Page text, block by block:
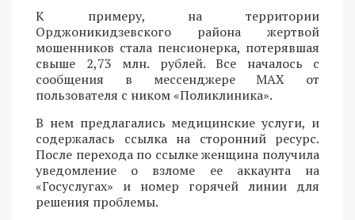
К примеру, на территории
Орджоникидзевского района жертвой
мошенников стала пенсионерка, потерявшая
свыше 2,73 млн. рублей. Все началось с
сообщения в мессенджере MAX от
пользователя с ником «Поликлиника».
В нем предлагались медицинские услуги, и
содержалась ссылка на сторонний ресурс.
После перехода по ссылке женщина получила
уведомление о взломе ее аккаунта на
«Госуслугах» и номер горячей линии для
решения проблемы.